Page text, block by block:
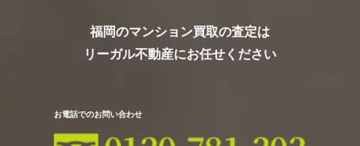
福岡のマンション買取の査定は
リーガル不動産にお任せください
お電話でのお問い合わせ